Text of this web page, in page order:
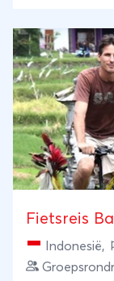
Fietsreis
Indonesië,